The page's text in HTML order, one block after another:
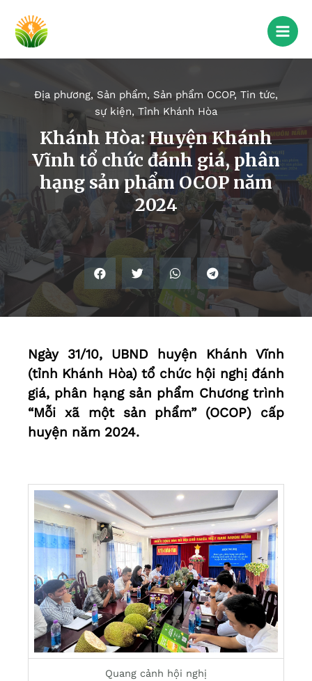
Địa phương, Sản phẩm, Sản phẩm OCOP, Tin tức,
sự kiện, Tỉnh Khánh Hòa
Khánh Hòa: Huyện Khánh
Vĩnh tổ chức đánh giá, phân
hạng sản phẩm OCOP năm
2024
Ngày 31/10, UBND huyện Khánh Vĩnh
(tỉnh Khánh Hòa) tổ chức hội nghị đánh
giá, phân hạng sản phẩm Chương trình
“Mỗi xã một sản phẩm” (OCOP) cấp
huyện năm 2024.
Quang cảnh hội nghị